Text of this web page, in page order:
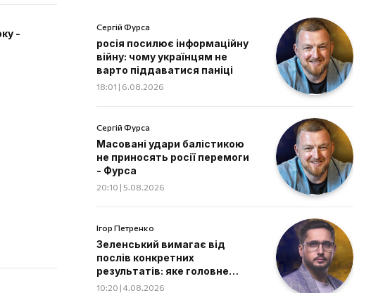
-
Сергій Фурса
росія посилює інформаційну
війну: чому українцям не
варто піддаватися паніці
18:01 | 6.08.2026
Сергій Фурса
Масовані удари балістикою
не приносять росії перемоги
- Фурса
20:10 | 5.08.2026
Ігор Петренко
Зеленський вимагає від
послів конкретних
результатів: яке головне
завдання дипломатів
10:20 | 4.08.2026